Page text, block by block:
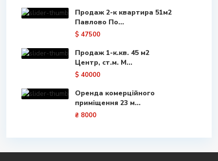
Продаж 2-к квартира 51м2
Павлово По...
$ 47500
Продаж 1-к.кв. 45 м2
Центр, ст.м. М...
$ 40000
Оренда комерційного
приміщення 23 м...
₴ 8000